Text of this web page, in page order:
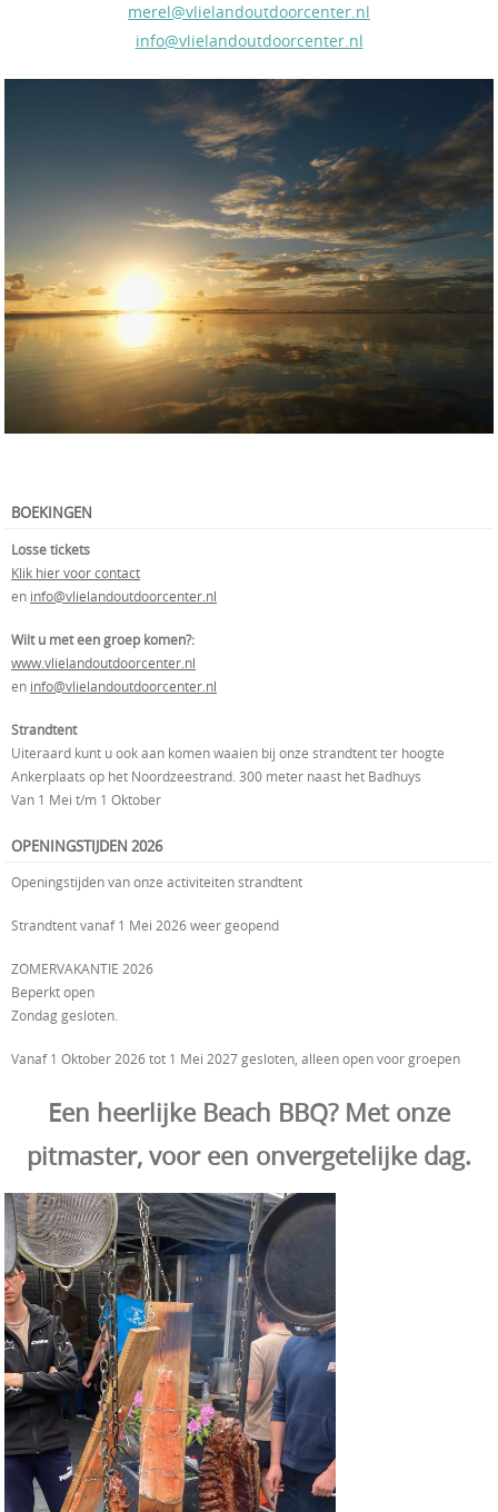
merel@vlielandoutdoorcenter.nl
info@vlielandoutdoorcenter.nl
BOEKINGEN
Losse tickets
Klik hier voor contact
en info@vlielandoutdoorcenter.nl
Wilt u met een groep komen?:
www.vlielandoutdoorcenter.nl
en info@vlielandoutdoorcenter.nl
Strandtent
Uiteraard kunt u ook aan komen waaien bij onze strandtent ter hoogte
Ankerplaats op het Noordzeestrand. 300 meter naast het Badhuys
Van 1 Mei t/m 1 Oktober
OPENINGSTIJDEN 2026
Openingstijden van onze activiteiten strandtent
Strandtent vanaf 1 Mei 2026 weer geopend
ZOMERVAKANTIE 2026
Beperkt open
Zondag gesloten.
Vanaf 1 Oktober 2026 tot 1 Mei 2027 gesloten, alleen open voor groepen
Een heerlijke Beach BBQ? Met onze
pitmaster, voor een onvergetelijke dag.